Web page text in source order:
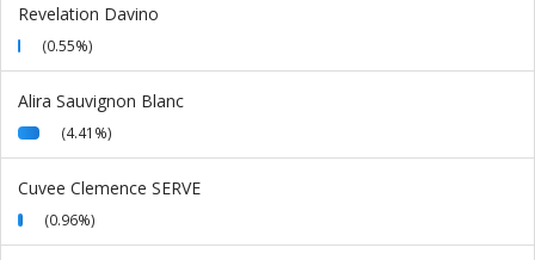
Revelation Davino
(0.55%)
Alira Sauvignon Blanc
(4.41%)
Cuvee Clemence SERVE
(0.96%)